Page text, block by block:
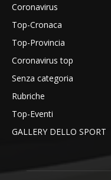
Coronavirus
Top-Cronaca
Top-Provincia
Coronavirus top
Senza categoria
Rubriche
Top-Eventi
GALLERY DELLO SPORT